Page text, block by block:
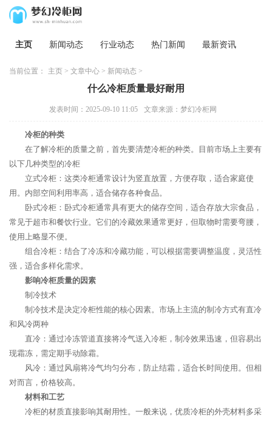
主页 新闻动态 行业动态 热门新闻 最新资讯
当前位置： 主页 > 文章中心 > 新闻动态 >
什么冷柜质量最好耐用
发表时间：2025-09-10 11:05 文章来源：梦幻冷柜网
冷柜的种类
在了解冷柜的质量之前，首先要清楚冷柜的种类。目前市场上主要有
以下几种类型的冷柜
立式冷柜：这类冷柜通常设计为竖直放置，方便存取，适合家庭使
用。内部空间利用率高，适合储存各种食品。
卧式冷柜：卧式冷柜通常具有更大的储存空间，适合存放大宗食品，
常见于超市和餐饮行业。它们的冷藏效果通常更好，但取物时需要弯腰，
使用上略显不便。
组合冷柜：结合了冷冻和冷藏功能，可以根据需要调整温度，灵活性
强，适合多样化需求。
影响冷柜质量的因素
制冷技术
制冷技术是决定冷柜性能的核心因素。市场上主流的制冷方式有直冷
和风冷两种
直冷：通过冷冻管道直接将冷气送入冷柜，制冷效果迅速，但容易出
现霜冻，需定期手动除霜。
风冷：通过风扇将冷气均匀分布，防止结霜，适合长时间使用。但相
对而言，价格较高。
材料和工艺
冷柜的材质直接影响其耐用性。一般来说，优质冷柜的外壳材料多采